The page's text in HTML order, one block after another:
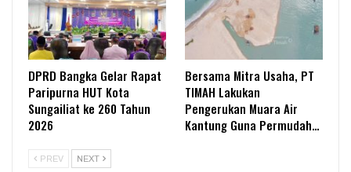
DPRD Bangka Gelar Rapat
Paripurna HUT Kota
Sungailiat ke 260 Tahun
2026
Bersama Mitra Usaha, PT
TIMAH Lakukan
Pengerukan Muara Air
Kantung Guna Permudah…
PREV NEXT